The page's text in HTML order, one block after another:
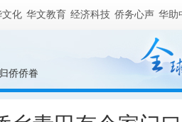
文化 华文教育 经济科技 侨务心声 华助
归侨侨眷